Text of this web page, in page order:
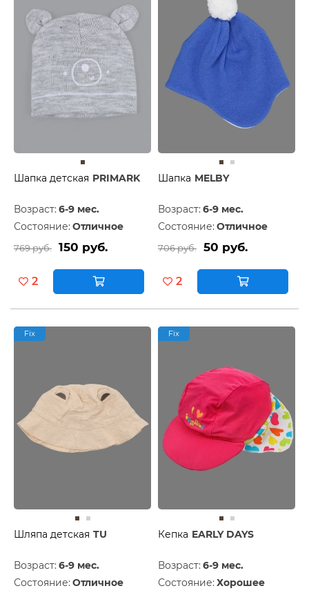
Шапка детская PRIMARK
Возраст: 6-9 мес.
Состояние: Отличное
769 руб. 150 руб.
2
Шапка MELBY
Возраст: 6-9 мес.
Состояние: Отличное
706 руб. 50 руб.
2
Fix
Шляпа детская TU
Возраст: 6-9 мес.
Состояние: Отличное
Fix
Кепка EARLY DAYS
Возраст: 6-9 мес.
Состояние: Хорошее